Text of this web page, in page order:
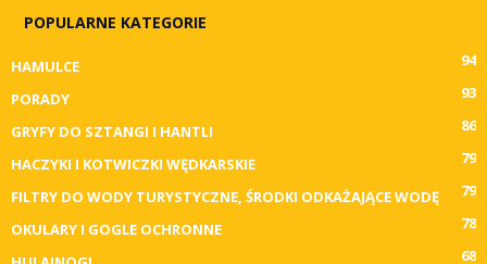
POPULARNE KATEGORIE
HAMULCE
94
PORADY
93
GRYFY DO SZTANGI I HANTLI
86
HACZYKI I KOTWICZKI WĘDKARSKIE
79
FILTRY DO WODY TURYSTYCZNE, ŚRODKI ODKAŻAJĄCE WODĘ
79
OKULARY I GOGLE OCHRONNE
78
68